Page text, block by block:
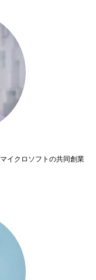
イクロソフトの共同創業